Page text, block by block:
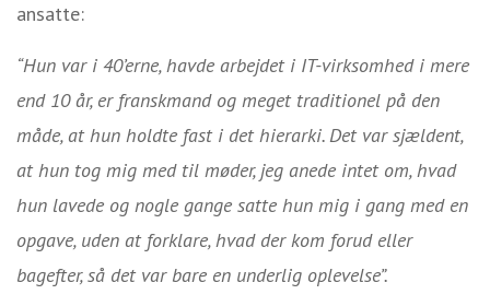
ansatte:
“Hun var i 40’erne, havde arbejdet i IT-virksomhed i mere
end 10 år, er franskmand og meget traditionel på den
måde, at hun holdte fast i det hierarki. Det var sjældent,
at hun tog mig med til møder, jeg anede intet om, hvad
hun lavede og nogle gange satte hun mig i gang med en
opgave, uden at forklare, hvad der kom forud eller
bagefter, så det var bare en underlig oplevelse”.